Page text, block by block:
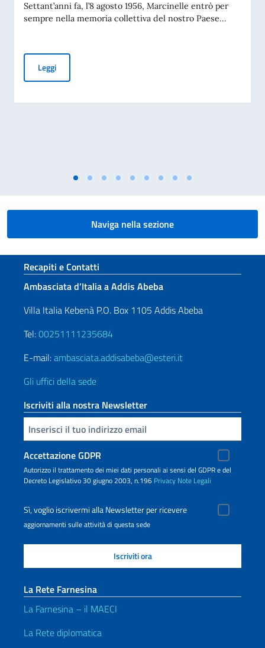
Settant’anni fa, l’8 agosto 1956, Marcinelle entrò per
sempre nella memoria collettiva del nostro Paese...
Leggi70° Anniversario del disastro di Marcinelle, e 25°
Naviga nella sezione
Sezione footer
Recapiti e Contatti
Ambasciata d’Italia a Addis Abeba
Villa Italia Kebenà P.O. Box 1105 Addis Abeba
Tel:00251111235684
E-mail:ambasciata.addisabeba@esteri.it
Gli uffici della sede
Iscriviti alla nostra Newsletter
Inserisci la tua email
Accettazione GDPR
Autorizzo il trattamento dei miei dati personali ai sensi del GDPR e del
Decreto Legislativo 30 giugno 2003, n.196 Privacy Note Legali
Sì, voglio iscrivermi alla Newsletter per ricevere
aggiornamenti sulle attività di questa sede
La Rete Farnesina
La Farnesina – il MAECI
La Rete diplomatica